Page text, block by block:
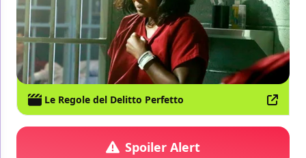
Le Regole del Delitto Perfetto
Spoiler Alert